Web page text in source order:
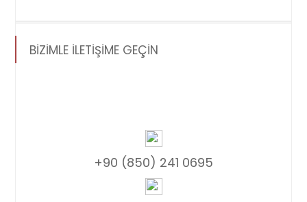
BİZİMLE İLETİŞİME GEÇİN
+90 (850) 241 0695